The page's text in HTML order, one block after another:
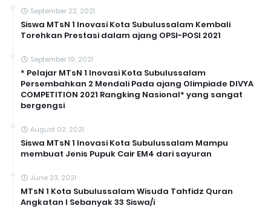
September 22, 2021
Siswa MTsN 1 Inovasi Kota Subulussalam Kembali
Torehkan Prestasi dalam ajang OPSI-POSI 2021
September 19, 2021
* Pelajar MTsN 1 Inovasi Kota Subulussalam
Persembahkan 2 Mendali Pada ajang Olimpiade DIVYA
COMPETITION 2021 Rangking Nasional* yang sangat
bergengsi
August 02, 2021
Siswa MTsN 1 Inovasi Kota Subulussalam Mampu
membuat Jenis Pupuk Cair EM4 dari sayuran
June 23, 2021
MTsN 1 Kota Subulussalam Wisuda Tahfidz Quran
Angkatan I Sebanyak 33 Siswa/i